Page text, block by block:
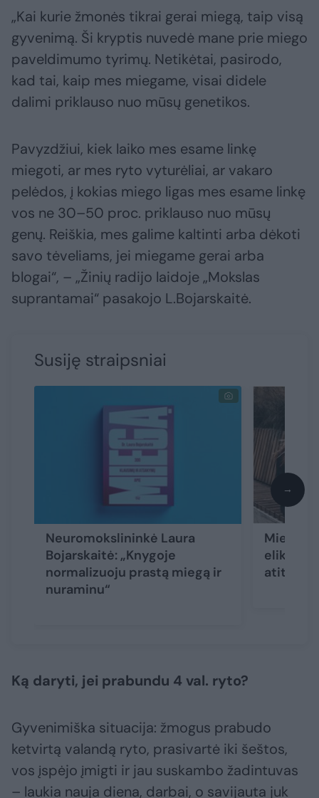
„Kai kurie žmonės tikrai gerai miegą, taip visą
gyvenimą. Ši kryptis nuvedė mane prie miego
paveldimumo tyrimų. Netikėtai, pasirodo,
kad tai, kaip mes miegame, visai didele
dalimi priklauso nuo mūsų genetikos.
Pavyzdžiui, kiek laiko mes esame linkę
miegoti, ar mes ryto vyturėliai, ar vakaro
pelėdos, į kokias miego ligas mes esame linkę
vos ne 30–50 proc. priklauso nuo mūsų
genų. Reiškia, mes galime kaltinti arba dėkoti
savo tėveliams, jei miegame gerai arba
blogai“, – „Žinių radijo laidoje „Mokslas
suprantamai“ pasakojo L.Bojarskaitė.
Susiję straipsniai
Neuromokslininkė Laura
Bojarskaitė: „Knygoje
normalizuoju prastą miegą ir
nuraminu“
Miegas
atitolina
→
Ką daryti, jei prabundu 4 val. ryto?
Gyvenimiška situacija: žmogus prabudo
ketvirtą valandą ryto, prasivartė iki šeštos,
vos įspėjo įmigti ir jau suskambo žadintuvas
– laukia nauja diena, darbai, o savijauta juk